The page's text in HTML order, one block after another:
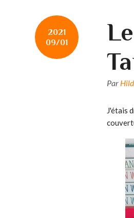
2021
09/01
Par
J'étais